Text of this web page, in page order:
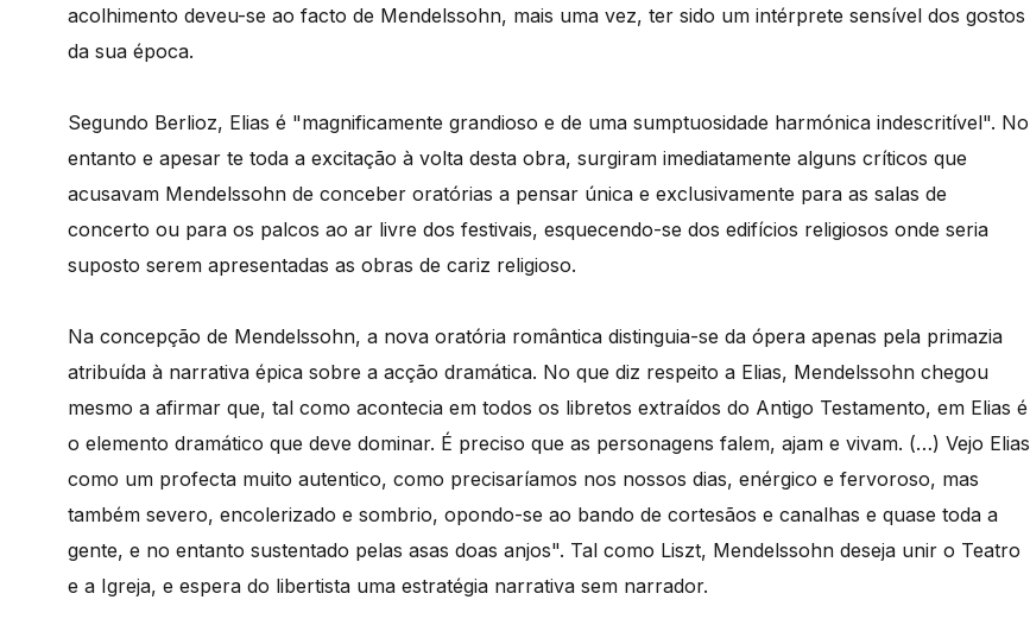
acolhimento deveu-se ao facto de Mendelssohn, mais uma vez, ter sido um intérprete sensível dos gostos
da sua época.
Segundo Berlioz, Elias é "magnificamente grandioso e de uma sumptuosidade harmónica indescritível". No
entanto e apesar te toda a excitação à volta desta obra, surgiram imediatamente alguns críticos que
acusavam Mendelssohn de conceber oratórias a pensar única e exclusivamente para as salas de
concerto ou para os palcos ao ar livre dos festivais, esquecendo-se dos edifícios religiosos onde seria
suposto serem apresentadas as obras de cariz religioso.
Na concepção de Mendelssohn, a nova oratória romântica distinguia-se da ópera apenas pela primazia
atribuída à narrativa épica sobre a acção dramática. No que diz respeito a Elias, Mendelssohn chegou
mesmo a afirmar que, tal como acontecia em todos os libretos extraídos do Antigo Testamento, em Elias é
o elemento dramático que deve dominar. É preciso que as personagens falem, ajam e vivam. (…) Vejo Elias
como um profecta muito autentico, como precisaríamos nos nossos dias, enérgico e fervoroso, mas
também severo, encolerizado e sombrio, opondo-se ao bando de cortesãos e canalhas e quase toda a
gente, e no entanto sustentado pelas asas doas anjos". Tal como Liszt, Mendelssohn deseja unir o Teatro
e a Igreja, e espera do libertista uma estratégia narrativa sem narrador.